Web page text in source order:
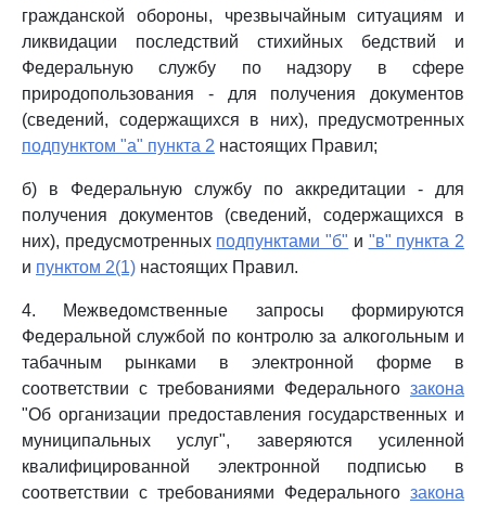
гражданской обороны, чрезвычайным ситуациям и
ликвидации последствий стихийных бедствий и
Федеральную службу по надзору в сфере
природопользования - для получения документов
(сведений, содержащихся в них), предусмотренных
подпунктом "а" пункта 2 настоящих Правил;
б) в Федеральную службу по аккредитации - для
получения документов (сведений, содержащихся в
них), предусмотренных подпунктами "б" и "в" пункта 2
и пунктом 2(1) настоящих Правил.
4. Межведомственные запросы формируются
Федеральной службой по контролю за алкогольным и
табачным рынками в электронной форме в
соответствии с требованиями Федерального закона
"Об организации предоставления государственных и
муниципальных услуг", заверяются усиленной
квалифицированной электронной подписью в
соответствии с требованиями Федерального закона